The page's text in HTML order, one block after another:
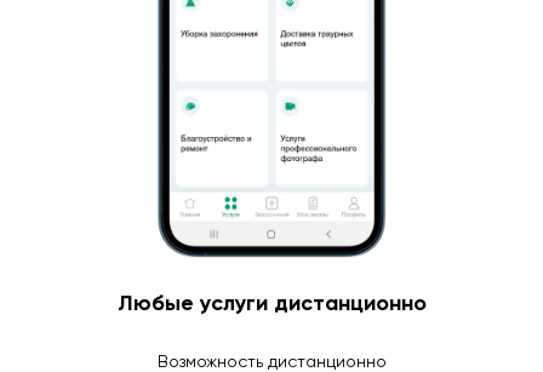
Любые услуги дистанционно
Возможность дистанционно